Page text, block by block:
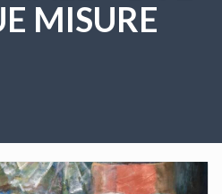
MISURE